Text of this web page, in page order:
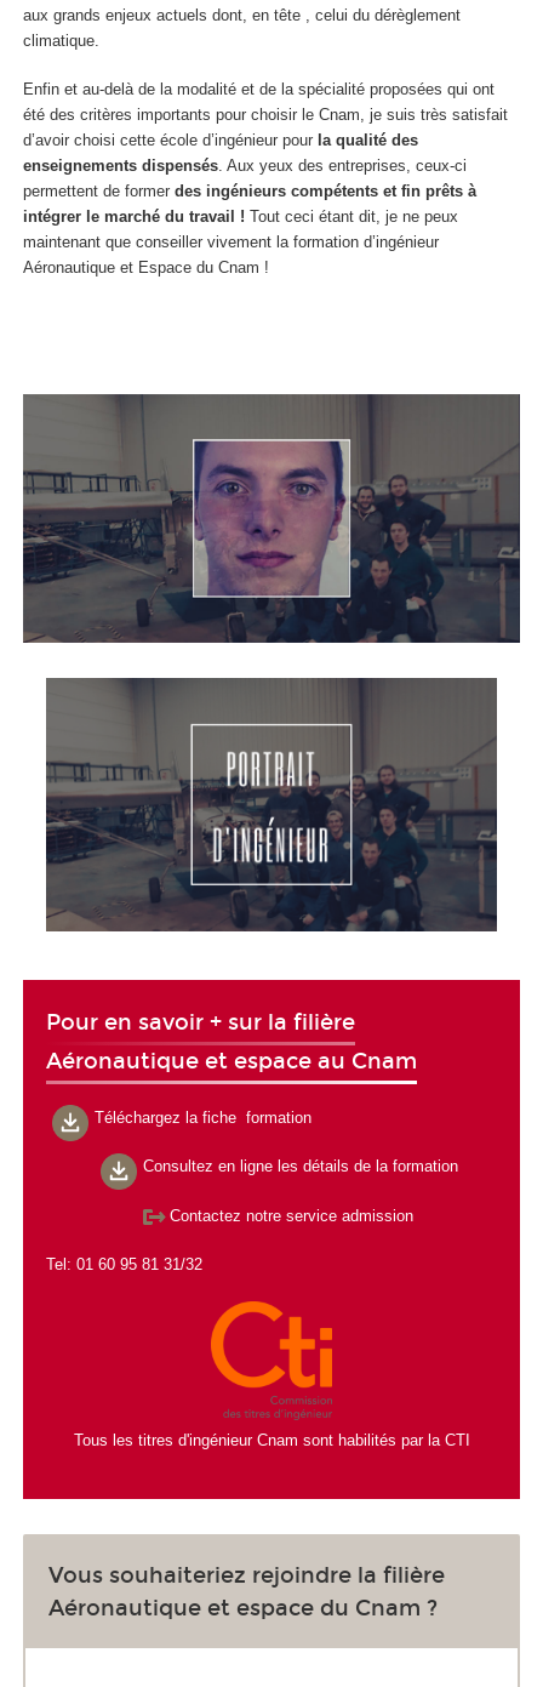
aux grands enjeux actuels dont, en tête , celui du dérèglement
climatique.
Enfin et au-delà de la modalité et de la spécialité proposées qui ont
été des critères importants pour choisir le Cnam, je suis très satisfait
d’avoir choisi cette école d’ingénieur pour la qualité des
enseignements dispensés. Aux yeux des entreprises, ceux-ci
permettent de former des ingénieurs compétents et fin prêts à
intégrer le marché du travail ! Tout ceci étant dit, je ne peux
maintenant que conseiller vivement la formation d’ingénieur
Aéronautique et Espace du Cnam !
Pour en savoir + sur la filière
Aéronautique et espace au Cnam
Téléchargez la fiche formation
Consultez en ligne les détails de la formation
Contactez notre service admission
Tel: 01 60 95 81 31/32
Tous les titres d'ingénieur Cnam sont habilités par la CTI
Vous souhaiteriez rejoindre la filière
Aéronautique et espace du Cnam ?